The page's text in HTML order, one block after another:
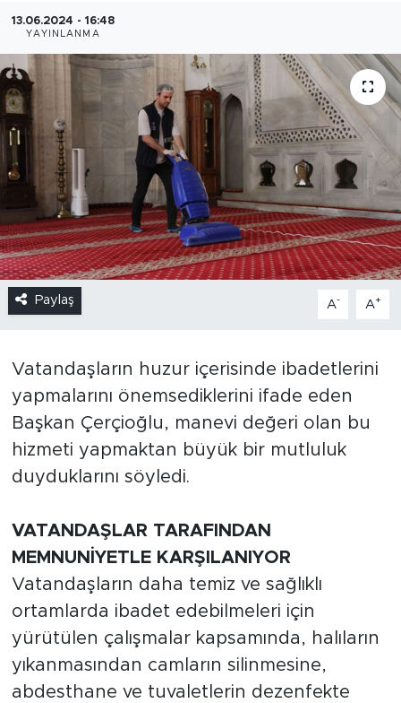
13.06.2024 - 16:48
YAYINLANMA
Paylaş A- A+
Vatandaşların huzur içerisinde ibadetlerini
yapmalarını önemsediklerini ifade eden
Başkan Çerçioğlu, manevi değeri olan bu
hizmeti yapmaktan büyük bir mutluluk
duyduklarını söyledi.
VATANDAŞLAR TARAFINDAN
MEMNUNİYETLE KARŞILANIYOR
Vatandaşların daha temiz ve sağlıklı
ortamlarda ibadet edebilmeleri için
yürütülen çalışmalar kapsamında, halıların
yıkanmasından camların silinmesine,
abdesthane ve tuvaletlerin dezenfekte